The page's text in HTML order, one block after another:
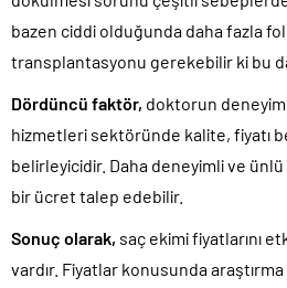
bazen ciddi olduğunda daha fazla
transplantasyonu gerekebilir ki bu
Dördüncü faktör, doktorun
hizmetleri sektöründe kalite, fiyatı
belirleyicidir. Daha deneyimli ve
bir ücret talep edebilir.
Sonuç olarak, saç ekimi fiyatlarını
vardır. Fiyatlar konusunda